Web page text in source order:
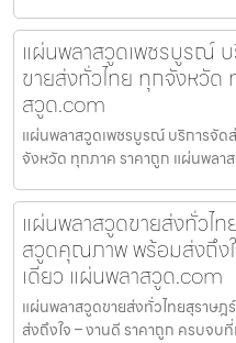
แผ่นพลาสวูดเพชรบูรณ์
ขายส่งทั่วไทย ทุกจังหวัด
สวูด.com
แผ่นพลาสวูดเพชรบูรณ์ บริการจั
จังหวัด ทุกภาค ราคาถูก แผ่นพล
แผ่นพลาสวูดขายส่งทั่วไ
สวูดคุณภาพ พร้อมส่งถึง
เดียว แผ่นพลาสวูด.com
แผ่นพลาสวูดขายส่งทั่วไทยสุราษ
ส่งถึงใจ – งานดี ราคาถูก ครบจบ